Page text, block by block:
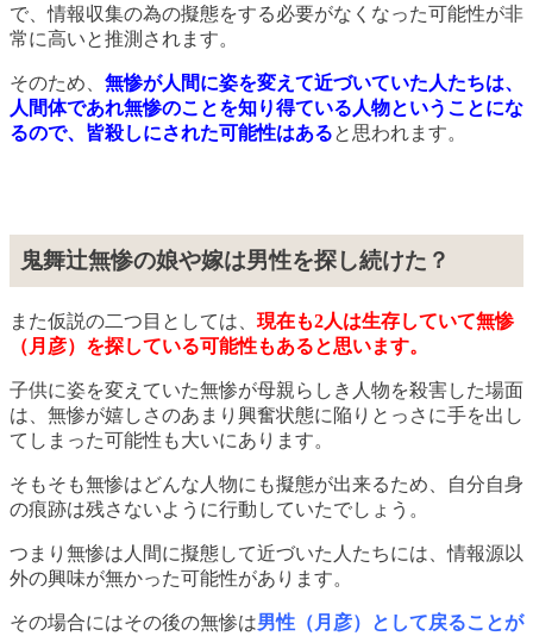
で、情報収集の為の擬態をする必要がなくなった可能性が非
常に高いと推測されます。
そのため、 無惨が人間に姿を変えて近づいていた人たちは、
人間体であれ無惨のことを知り得ている人物ということにな
るので、皆殺しにされた可能性はあると思われます。
鬼舞辻無惨の娘や嫁は男性を探し続けた？
また仮説の二つ目としては、 現在も2人は生存していて無惨
（月彦）を探している可能性もあると思います。
子供に姿を変えていた無惨が母親らしき人物を殺害した場面
は、無惨が嬉しさのあまり興奮状態に陥りとっさに手を出し
てしまった可能性も大いにあります。
そもそも無惨はどんな人物にも擬態が出来るため、自分自身
の痕跡は残さないように行動していたでしょう。
つまり無惨は人間に擬態して近づいた人たちには、情報源以
外の興味が無かった可能性があります。
その場合にはその後の無惨は男性（月彦）として戻ることが